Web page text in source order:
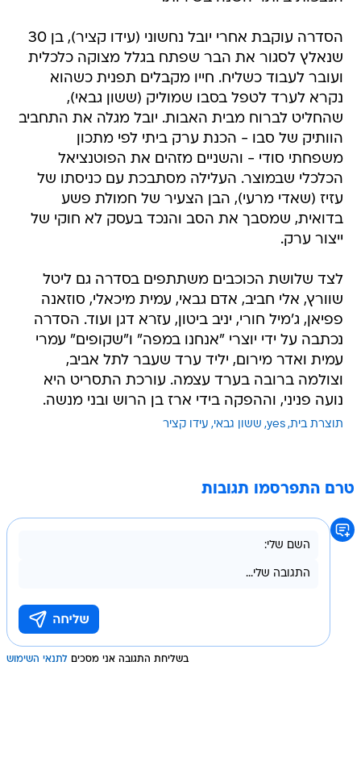
הסדרה עוקבת אחרי יובל נחשוני (עידו קציר), בן 30
שנאלץ לסגור את הבר שפתח בגלל מצוקה כלכלית
ועובר לעבוד כשליח. חייו מקבלים תפנית כשהוא
נקרא לערד לטפל בסבו שמוליק (ששון גבאי),
שהחליט לברוח מבית האבות. יובל מגלה את התחביב
הוותיק של סבו - הכנת ערק ביתי לפי מתכון
משפחתי סודי - והשניים מזהים את הפוטנציאל
הכלכלי שבמוצר. העלילה מסתבכת עם כניסתו של
עזיז (שאדי מרעי), הבן הצעיר של חמולת פשע
בדואית, שמסבך את הסב והנכד בעסק לא חוקי של
ייצור ערק.
לצד שלושת הכוכבים משתתפים בסדרה גם ליטל
שוורץ, אלי חביב, אדם גבאי, עמית מיכאלי, סוזאנה
פפיאן, ג'מיל חורי, יניב ביטון, עזרא דגן ועוד. הסדרה
נכתבה על ידי יוצרי "אנחנו במפה" ו"שקופים" עמרי
עמית ואדר מירום, יליד ערד שעבר לתל אביב,
וצולמה ברובה בערד עצמה. עורכת התסריט היא
נועה פניני, וההפקה בידי ארז בן הרוש ובני מנשה.
תוצרת בית yes ששון גבאי עידו קציר
טרם התפרסמו תגובות
בשליחת התגובה אני מסכים לתנאי השימוש